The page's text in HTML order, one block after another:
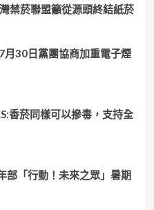
禁菸聯盟籲從源頭終結紙菸
月30日黨團協商加重電子煙
香菸同樣可以摻毒，支持全
部「行動！未來之眾」暑期